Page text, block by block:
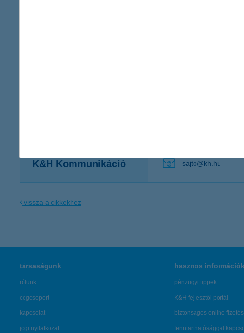
ban és 2019 végén például a fiatalok tizede tartozott a borúlátók
K&H Kommunikáció sajto@kh.hu
vissza a cikkekhez
társaságunk
rólunk
cégcsoport
kapcsolat
jogi nyilatkozat
hasznos információk
pénzügyi tippek
K&H fejlesztői portál
biztonságos online fizetés
fenntarthatósággal